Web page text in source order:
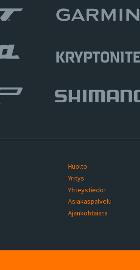
Huolto
Yritys
Yhteystiedot
Asiakaspalvelu
Ajankohtaista